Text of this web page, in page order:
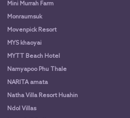
Mini Murrah Farm
Monraumsuk
Movenpick Resort
MYS khaoyai
MYTT Beach Hotel
Namyapoo Phu Thale
NARITA amata
Natha Villa Resort Huahin
Ndol Villas